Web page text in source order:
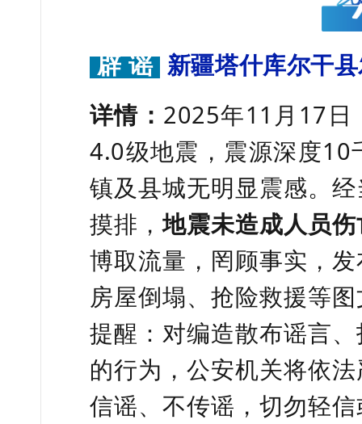
辟 谣 新疆塔什库尔干
详情： 2025年11月17日
4.0级地震，震源深度10
镇及县城无明显震感。
摸排，地震未造成人员
博取流量，罔顾事实，
房屋倒塌、抢险救援等
提醒：对编造散布谣言
的行为，公安机关将依
信谣、不传谣，切勿轻